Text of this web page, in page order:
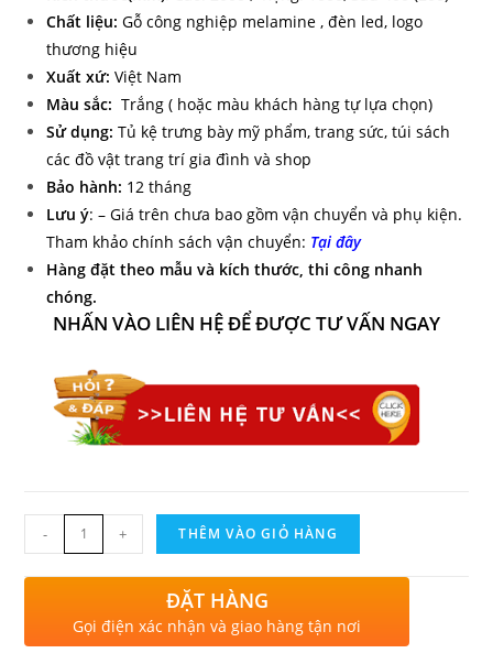
Chất liệu: Gỗ công nghiệp melamine , đèn led, logo
thương hiệu
Xuất xứ: Việt Nam
Màu sắc: Trắng ( hoặc màu khách hàng tự lựa chọn)
Sử dụng: Tủ kệ trưng bày mỹ phẩm, trang sức, túi sách
các đồ vật trang trí gia đình và shop
Bảo hành: 12 tháng
Lưu ý: – Giá trên chưa bao gồm vận chuyển và phụ kiện.
Tham khảo chính sách vận chuyển: Tại đây
Hàng đặt theo mẫu và kích thước, thi công nhanh
chóng.
NHẤN VÀO LIÊN HỆ ĐỂ ĐƯỢC TƯ VẤN NGAY
- + THÊM VÀO GIỎ HÀNG
ĐẶT HÀNG
Gọi điện xác nhận và giao hàng tận nơi